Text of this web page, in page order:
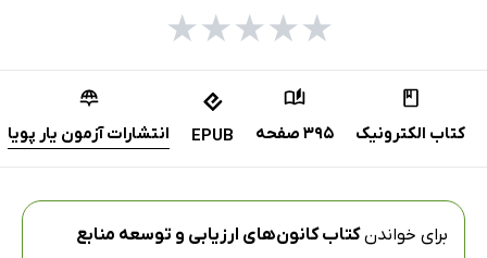
★
★
★
★
★
کتاب الکترونیک 395 صفحه EPUB انتشارات آزمون یار پویا
برای خواندنکتاب کانون‌های ارزیابی و توسعه منابع